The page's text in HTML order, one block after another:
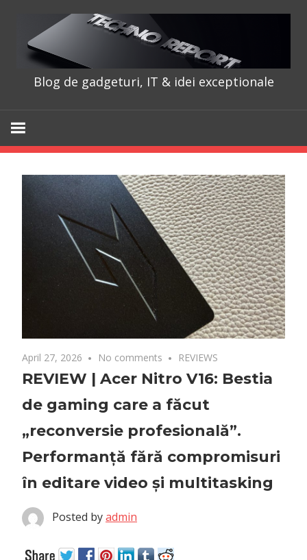
content
Blog de gadgeturi, IT & idei exceptionale
April 27, 2026 No comments REVIEWS
REVIEW | Acer Nitro V16: Bestia
de gaming care a făcut
„reconversie profesională”.
Performanță fără compromisuri
în editare video și multitasking
Posted byadmin